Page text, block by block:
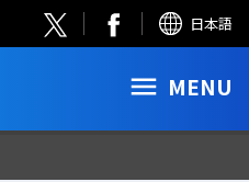
日本語
MENU